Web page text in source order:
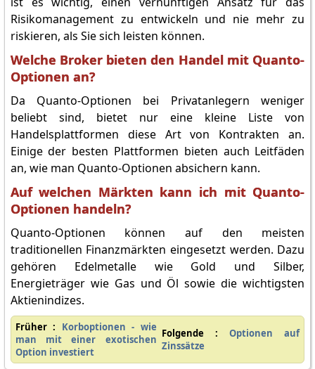
Risikomanagement zu entwickeln und nie mehr zu
riskieren, als Sie sich leisten können.
Welche Broker bieten den Handel mit Quanto-
Optionen an?
Da Quanto-Optionen bei Privatanlegern weniger
beliebt sind, bietet nur eine kleine Liste von
Handelsplattformen diese Art von Kontrakten an.
Einige der besten Plattformen bieten auch Leitfäden
an, wie man Quanto-Optionen absichern kann.
Auf welchen Märkten kann ich mit Quanto-
Optionen handeln?
Quanto-Optionen können auf den meisten
traditionellen Finanzmärkten eingesetzt werden. Dazu
gehören Edelmetalle wie Gold und Silber,
Energieträger wie Gas und Öl sowie die wichtigsten
Aktienindizes.
Früher : Korboptionen - wie
man mit einer exotischen
Option investiert
Folgende : Optionen auf
Zinssätze